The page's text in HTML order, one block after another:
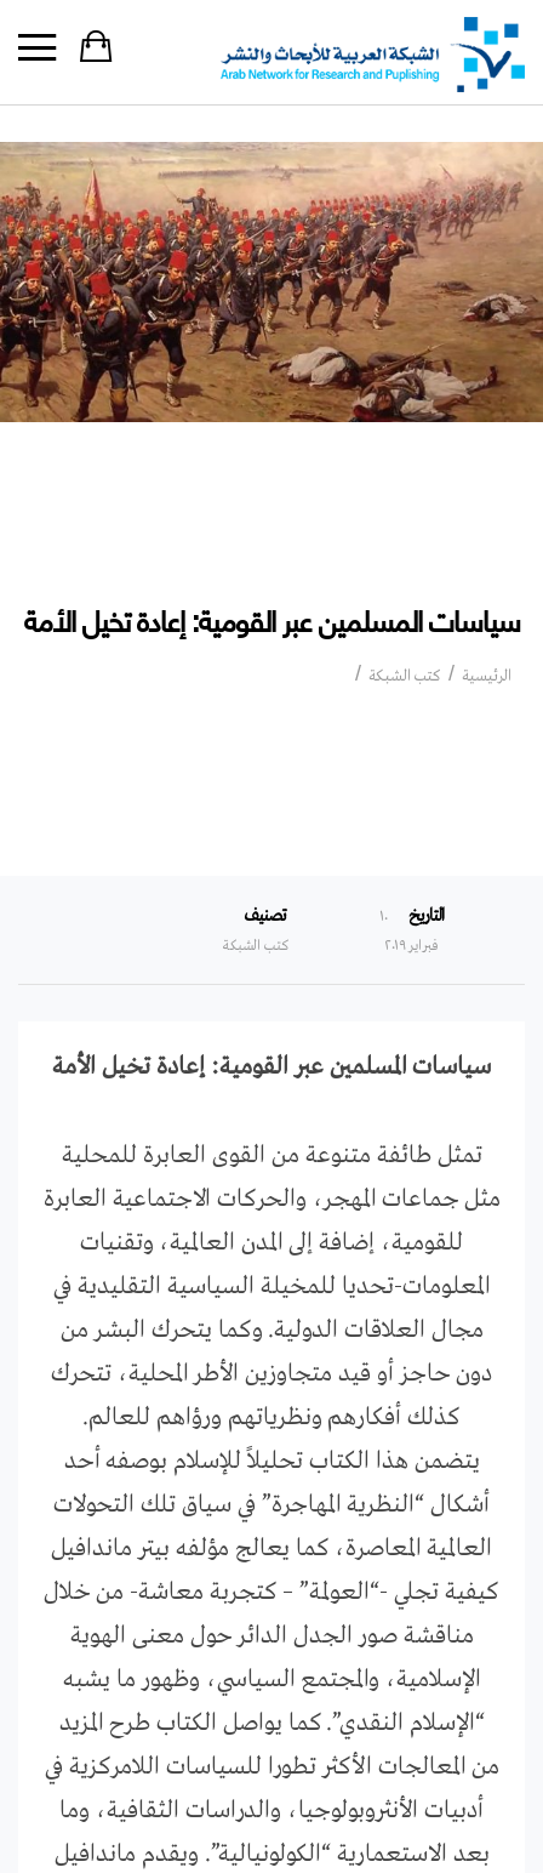
سياسات المسلمين عبر القومية: إعادة تخيل الأمة
الرئيسية كتب الشبكة
التاريخ
۱۰
فبراير ۲۰۱۹
تصنيف
كتب الشبكة
سياسات المسلمين عبر القومية: إعادة تخيل الأمة
تمثل طائفة متنوعة من القوى العابرة للمحلية
مثل جماعات المهجر، والحركات الاجتماعية العابرة
للقومية، إضافة إلى المدن العالمية، وتقنيات
المعلومات-تحديا للمخيلة السياسية التقليدية في
مجال العلاقات الدولية. وكما يتحرك البشر من
دون حاجز أو قيد متجاوزين الأطر المحلية، تتحرك
كذلك أفكارهم ونظرياتهم ورؤاهم للعالم.
يتضمن هذا الكتاب تحليلاً للإسلام بوصفه أحد
أشكال “النظرية المهاجرة” في سياق تلك التحولات
العالمية المعاصرة، كما يعالج مؤلفه بيتر ماندافيل
كيفية تجلي -“العولمة” – كتجربة معاشة- من خلال
مناقشة صور الجدل الدائر حول معنى الهوية
الإسلامية، والمجتمع السياسي، وظهور ما يشبه
“الإسلام النقدي”. كما يواصل الكتاب طرح المزيد
من المعالجات الأكثر تطورا للسياسات اللامركزية في
أدبيات الأنثروبولوجيا، والدراسات الثقافية، وما
بعد الاستعمارية “الكولونيالية”. ويقدم ماندافيل